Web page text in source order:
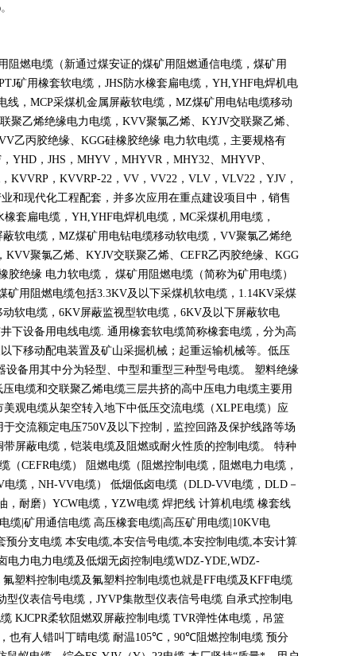
燃电缆（新通过煤安证的煤矿用阻燃通信电缆，煤矿用
矿用橡套软电缆， JHS 防水橡套扁电缆， YH,YHF电焊机电
线， MCP采煤机金属屏蔽软电缆， MZ煤矿用电钻电缆移动
聚乙烯绝缘电力电缆， KVV聚氯乙烯、 KYJV交联聚乙烯、
乙丙胶绝缘、 KGG硅橡胶绝缘 电力软电缆，主要规格有
， YHD ， JHS ， MHYV ， MHYVR， MHY32、 MHYVP、
， KVVRP ， KVVRP-22 ， VV ， VV22 ， VLV ， VLV22 ， YJV ，
和现代化工程配套，并多次应用在重点建设项目中，销售
橡套扁电缆， YH,YHF电焊机电缆， MC采煤机用电缆，
软电缆， MZ煤矿用电钻电缆移动软电缆， VV聚氯乙烯绝
KVV聚氯乙烯、 KYJV交联聚乙烯、 CEFR乙丙胶绝缘、 KGG
胶绝缘 电力软电缆， 煤矿用阻燃电缆（简称为矿用电缆）
矿用阻燃电缆包括3.3KV及以下采煤机软电缆， 1.14KV采煤
软电缆， 6KV屏蔽监视型软电缆， 6KV及以下屏蔽软电
下设备用电线电缆. 通用橡套软电缆简称橡套电缆，分为高
下移动配电装置及矿山采掘机械；起重运输机械等。低压
备用其中分为轻型、中型和重型三种型号电缆。 塑料绝缘
电缆和交联聚乙烯电缆三层共挤的高中压电力电缆主要用
观电缆从架空转入地下中低压交流电缆（XLPE电缆）应
于交流额定电压750V及以下控制，监控回路及保护线路等场
屏蔽电缆，铠装电缆及阻燃或耐火性质的控制电缆。 特种
（CEFR电缆） 阻燃电缆（阻燃控制电缆，阻燃电力电缆，
电缆， NH-VV电缆） 低烟低卤电缆（DLD-VV电缆， DLD －
，耐磨） YCW电缆， YZW电缆 焊把线 计算机电缆 橡套线
缆矿用通信电缆 高压橡套电缆 高压矿用电缆 |10KV电
预分支电缆 本安电缆,本安信号电缆,本安控制电缆,本安计算
电力电力电缆及低烟无卤控制电缆WDZ-YDE,WDZ-
氟塑料控制电缆及氟塑料控制电缆也就是FF电缆及KFF电缆
型仪表信号电缆， JYVP集散型仪表信号电缆 自承式控制电
KJCPR柔软阻燃双屏蔽控制电缆 TVR弹性体电缆，吊篮
也有人错叫丁晴电缆 耐温105℃ ，90℃阻燃控制电缆 预分